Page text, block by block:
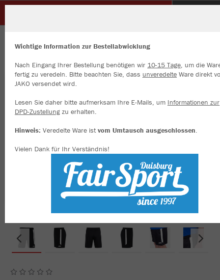
Wichtige Information zur Bestellabwicklung
Nach Eingang Ihrer Bestellung benötigen wir 10-15 Tage, um die
fertig zu veredeln. Bitte beachten Sie, dass unveredelte Ware direkt
JAKO versendet wird.
Lesen Sie daher bitte aufmerksam Ihre E-Mails, um Informationen zur
DPD-Zustellung zu erhalten.
Hinweis: Veredelte Ware istvom Umtausch ausgeschlossen.
Vielen Dank für Ihr Verständnis!
Wir verwenden Cookies
Inhalte anzeigen und unsere Website verbessern. Weitere
zu den Cookies findest Du in den Einstellungen.
Alle akzeptieren
Alle ablehnen
mehr Infos
Datenschutz
Impressum